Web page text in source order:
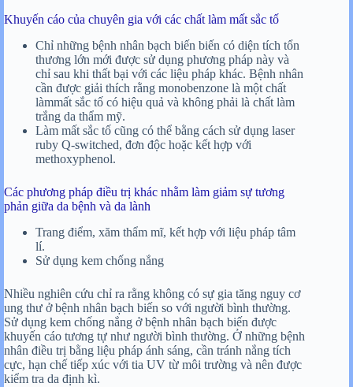
Khuyến cáo của chuyên gia với các chất làm mất sắc tố
Chỉ những bệnh nhân bạch biến biến có diện tích tổn
thương lớn mới được sử dụng phương pháp này và
chỉ sau khi thất bại với các liệu pháp khác. Bệnh nhân
cần được giải thích rằng monobenzone là một chất
làmmất sắc tố có hiệu quả và không phải là chất làm
trắng da thẩm mỹ.
Làm mất sắc tố cũng có thể bằng cách sử dụng laser
ruby Q-switched, đơn độc hoặc kết hợp với
methoxyphenol.
Các phương pháp điều trị khác nhằm làm giảm sự tương
phản giữa da bệnh và da lành
Trang điểm, xăm thẩm mĩ, kết hợp với liệu pháp tâm
lí.
Sử dụng kem chống nắng
Nhiều nghiên cứu chỉ ra rằng không có sự gia tăng nguy cơ
ung thư ở bệnh nhân bạch biến so với người bình thường.
Sử dụng kem chống nắng ở bệnh nhân bạch biến được
khuyến cáo tương tự như người bình thường. Ở những bệnh
nhân điều trị bằng liệu pháp ánh sáng, cần tránh nắng tích
cực, hạn chế tiếp xúc với tia UV từ môi trường và nên được
kiểm tra da định kì.